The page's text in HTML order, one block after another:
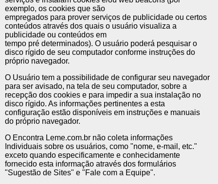
exemplo, os cookies que são
empregados para prover serviços de publicidade ou certos
conteúdos através dos quais o usuário visualiza a
publicidade ou conteúdos em
tempo pré determinados). O usuário poderá pesquisar o
disco rígido de seu computador conforme instruções do
próprio navegador.
O Usuário tem a possibilidade de configurar seu navegador
para ser avisado, na tela de seu computador, sobre a
recepção dos cookies e para impedir a sua instalação no
disco rígido. As informações pertinentes a esta
configuração estão disponíveis em instruções e manuais
do próprio navegador.
O Encontra Leme.com.br não coleta informações
Individuais sobre os usuários, como "nome, e-mail, etc."
exceto quando especificamente e conhecidamente
fornecido esta informação através dos formulários
"Sugestão de Sites" e "Fale com a Equipe".